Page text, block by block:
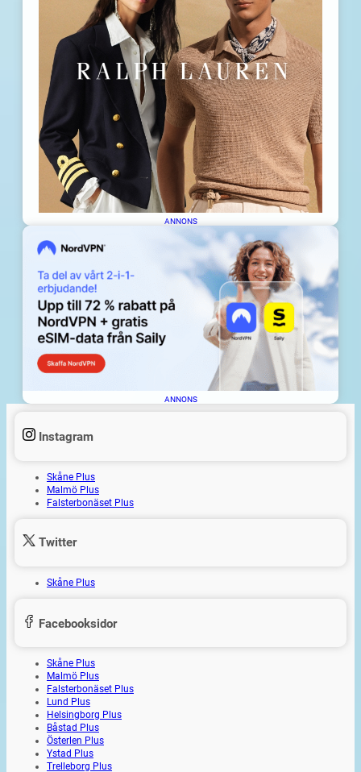
ANNONS
ANNONS
Instagram
Skåne Plus
Malmö Plus
Falsterbonäset Plus
Twitter
Skåne Plus
Facebooksidor
Skåne Plus
Malmö Plus
Falsterbonäset Plus
Lund Plus
Helsingborg Plus
Båstad Plus
Österlen Plus
Ystad Plus
Trelleborg Plus